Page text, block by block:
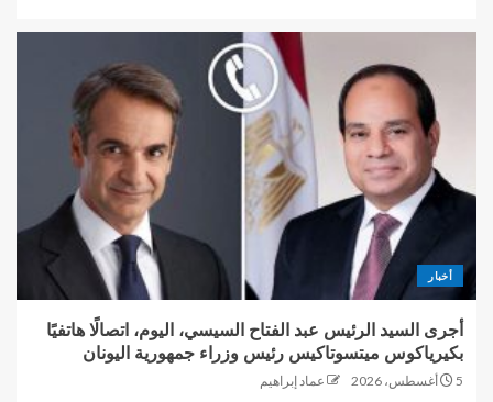
أخبار
أجرى السيد الرئيس عبد الفتاح السيسي، اليوم، اتصالًا هاتفيًا
بكيرياكوس ميتسوتاكيس رئيس وزراء جمهورية اليونان
5 أغسطس، 2026 عماد إبراهيم